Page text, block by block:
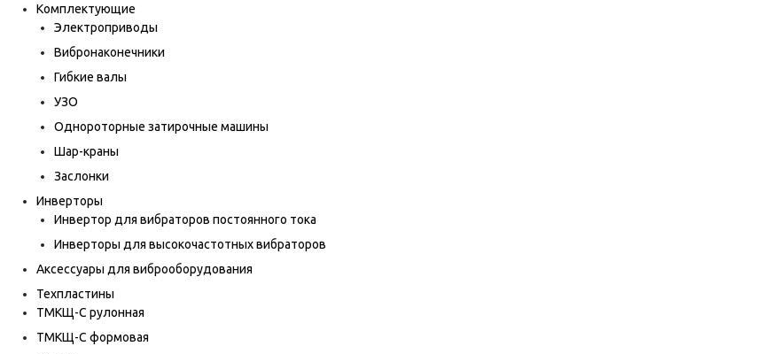
Комплектующие
Электроприводы
Вибронаконечники
Гибкие валы
УЗО
Однороторные затирочные машины
Шар-краны
Заслонки
Инверторы
Инвертор для вибраторов постоянного тока
Инверторы для высокочастотных вибраторов
Аксессуары для виброоборудования
Техпластины
ТМКЩ-С рулонная
ТМКЩ-С формовая